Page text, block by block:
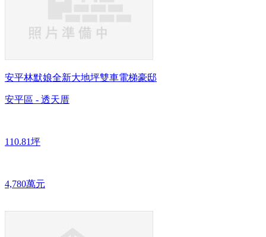
安平林默娘全新大地坪雙車電梯豪邸
安平區 - 透天厝
110.81坪
4,780萬元